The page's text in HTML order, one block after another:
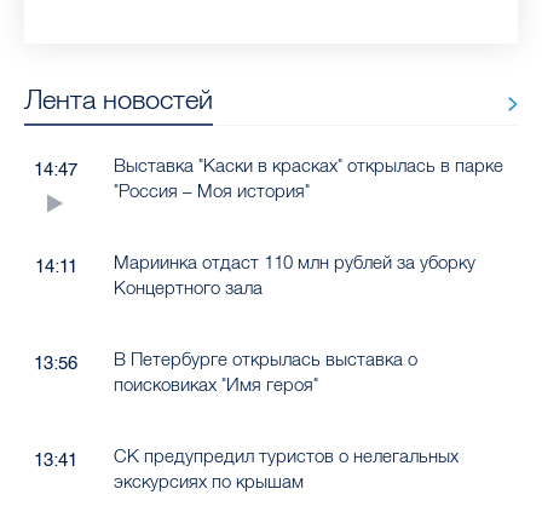
Лента новостей
14:47
Выставка "Каски в красках" открылась в парке
"Россия – Моя история"
14:11
Мариинка отдаст 110 млн рублей за уборку
Концертного зала
13:56
В Петербурге открылась выставка о
поисковиках "Имя героя"
13:41
СК предупредил туристов о нелегальных
экскурсиях по крышам